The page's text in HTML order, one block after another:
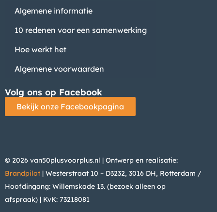
Algemene informatie
10 redenen voor een samenwerking
Hoe werkt het
Algemene voorwaarden
Volg ons op Facebook
Bekijk onze Facebookpagina
© 2026 van50plusvoorplus.nl | Ontwerp en realisatie:
Brandpilot | Westerstraat 10 – D3232, 3016 DH, Rotterdam /
Hoofdingang: Willemskade 13. (bezoek alleen op
afspraak) | KvK: 73218081